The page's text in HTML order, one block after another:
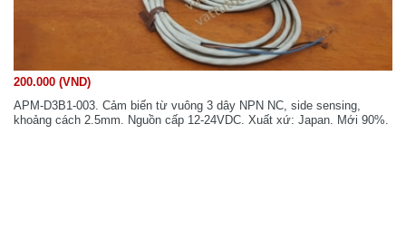
200.000 (VND)
APM-D3B1-003. Cảm biến từ vuông 3 dây NPN NC, side sensing,
khoảng cách 2.5mm. Nguồn cấp 12-24VDC. Xuất xứ: Japan. Mới 90%.